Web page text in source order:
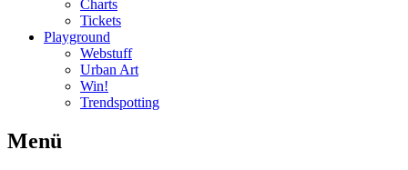
Charts
Tickets
Playground
Webstuff
Urban Art
Win!
Trendspotting
Menü